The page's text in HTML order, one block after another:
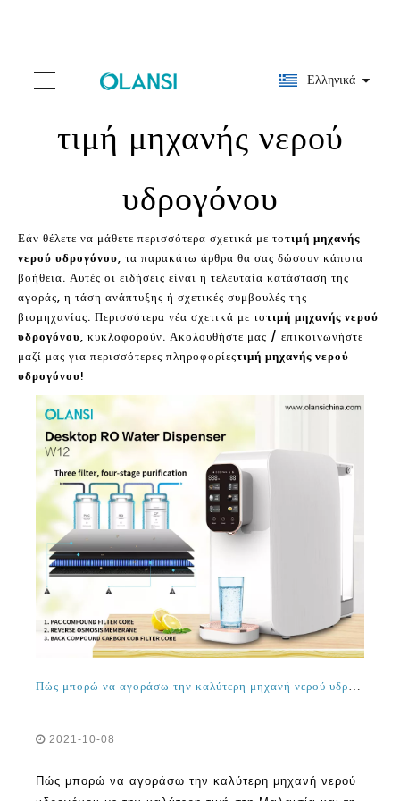
Ελληνικά
τιμή μηχανής νερού
υδρογόνου
Εάν θέλετε να μάθετε περισσότερα σχετικά με τοτιμή μηχανής
νερού υδρογόνου, τα παρακάτω άρθρα θα σας δώσουν κάποια
βοήθεια. Αυτές οι ειδήσεις είναι η τελευταία κατάσταση της
αγοράς, η τάση ανάπτυξης ή σχετικές συμβουλές της
βιομηχανίας. Περισσότερα νέα σχετικά με τοτιμή μηχανής νερού
υδρογόνου, κυκλοφορούν. Ακολουθήστε μας / επικοινωνήστε
μαζί μας για περισσότερες πληροφορίεςτιμή μηχανής νερού
υδρογόνου!
Πώς μπορώ να αγοράσω την καλύτερη μηχανή νερού υδρογόνου με την καλύτερη τιμή στη Μαλαισία και τη Σιγκαπούρη;
2021-10-08
Πώς μπορώ να αγοράσω την καλύτερη μηχανή νερού